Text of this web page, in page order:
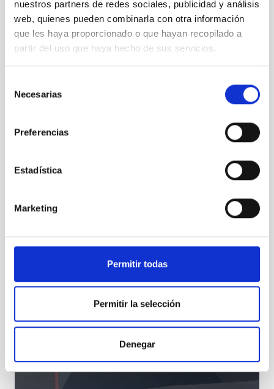
nuestros partners de redes sociales, publicidad y análisis
web, quienes pueden combinarla con otra información
que les haya proporcionado o que hayan recopilado a
partir del uso que haya hecho de sus servicios.
Necesarias
Preferencias
Estadística
Marketing
Permitir todas
Permitir la selección
Denegar
del curso
AEACI
2022
(ESA) en la
2022
Te puede interesar